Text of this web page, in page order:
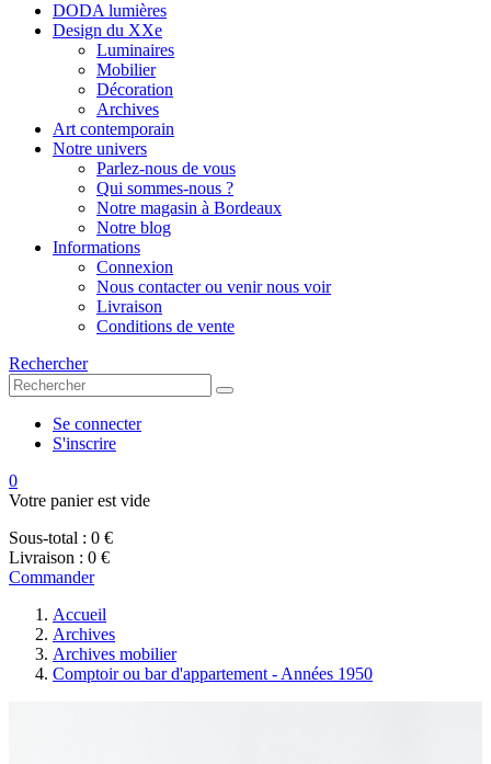
DODA lumières
Design du XXe
Luminaires
Mobilier
Décoration
Archives
Art contemporain
Notre univers
Parlez-nous de vous
Qui sommes-nous ?
Notre magasin à Bordeaux
Notre blog
Informations
Connexion
Nous contacter ou venir nous voir
Livraison
Conditions de vente
Rechercher
Se connecter
S'inscrire
0
Votre panier est vide
Sous-total : 0 €
Livraison : 0 €
Commander
Accueil
Archives
Archives mobilier
Comptoir ou bar d'appartement - Années 1950